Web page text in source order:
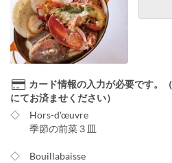
カード情報の入力が必要です。
にてお済ませください）
◇ Hors-d'œuvre
季節の前菜３皿
◇ Bouillabaisse